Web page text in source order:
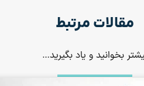
مقالات مرتبط
بخوانید و یاد بگیرید…